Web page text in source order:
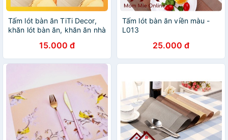
Tấm lót bàn ăn TiTi Decor,
khăn lót bàn ăn, khăn ăn nhà
15.000 đ
Tấm lót bàn ăn viền màu -
L013
25.000 đ